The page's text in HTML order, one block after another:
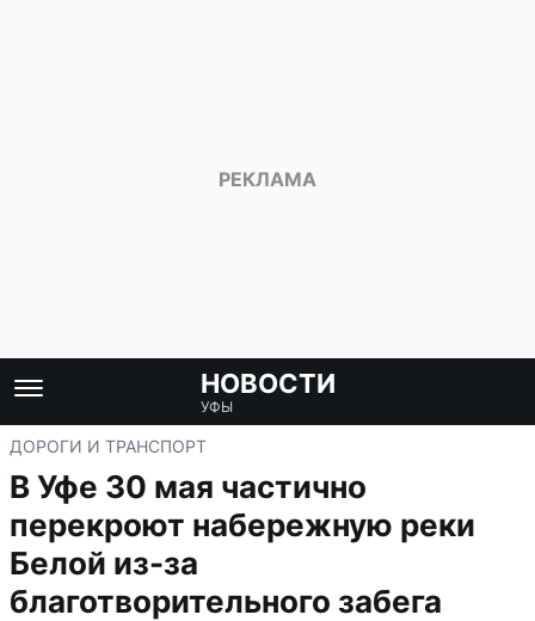
НОВОСТИ
УФЫ
ДОРОГИ И ТРАНСПОРТ
В Уфе 30 мая частично
перекроют набережную реки
Белой из-за
благотворительного забега